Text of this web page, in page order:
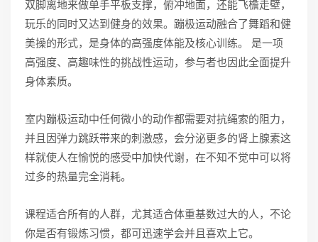
双脚离地来做单手平板支撑，俯冲地面，还能飞檐走壁，
玩乐的同时又达到健身的效果。蹦极运动融合了舞蹈和健
美操的形式，是身体的高强度体能及核心训练。 是一项
高强度、高趣味性的挑战性运动，参与者也因此全面提升
身体素质。
室内蹦极运动中任何微小的动作都需要对抗绳索的阻力，
并且因弹力跳跃带来的刺激感，会分泌更多的肾上腺素这
样就使人在愉悦的感受中加快代谢，在不知不觉中可以将
过多的热量完全消耗。
课程适合所有的人群，尤其适合体重基数过大的人，不论
你是否有锻炼习惯，都可迅速学会并且喜欢上它。